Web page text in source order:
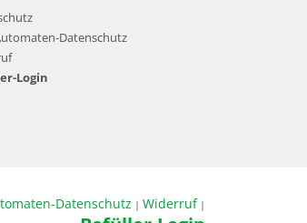
Datenschutz
Login
Datenschutz | Widerruf|